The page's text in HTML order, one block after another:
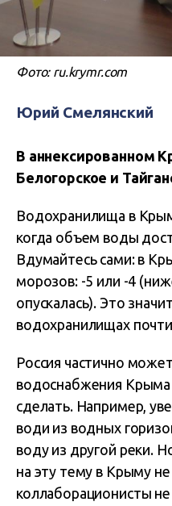
Фото: ru.krymr.com
Юрий Смелянский
В аннексированном
Белогорское и
Водохранилища в
когда объем воды
Вдумайтесь сами: в
морозов: -5 или -4
опускалась). Это
водохранилищах
Россия частично
водоснабжения Крыма
сделать. Например,
води из водных
воду из другой реки.
на эту тему в Крыму
коллаборационисты не